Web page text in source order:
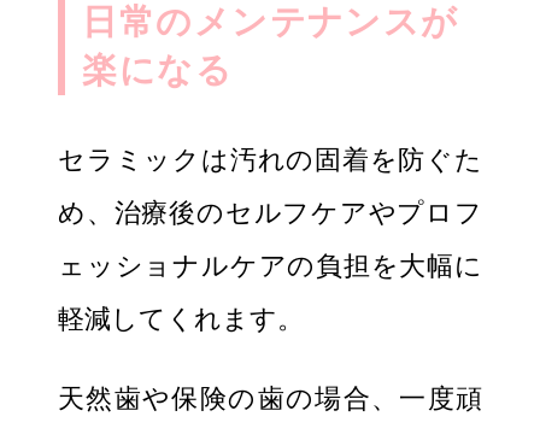
日常のメンテナンスが
楽になる
セラミックは汚れの固着を防ぐた
め、治療後のセルフケアやプロフ
ェッショナルケアの負担を大幅に
軽減してくれます。
天然歯や保険の歯の場合、一度頑